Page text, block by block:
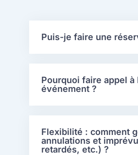
Puis-je faire une
Pourquoi faire appel
événement ?
Flexibilité : comment
annulations et
retardés, etc.) ?